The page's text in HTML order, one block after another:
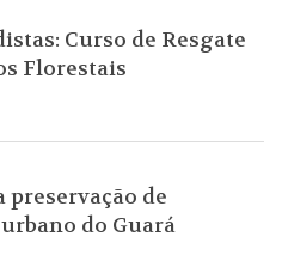
Curso de Resgate
Florestais
preservação de
do Guará